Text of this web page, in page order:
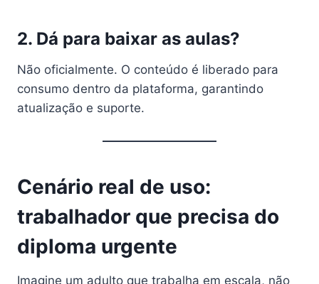
2. Dá para baixar as aulas?
Não oficialmente. O conteúdo é liberado para
consumo dentro da plataforma, garantindo
atualização e suporte.
Cenário real de uso:
trabalhador que precisa do
diploma urgente
Imagine um adulto que trabalha em escala, não